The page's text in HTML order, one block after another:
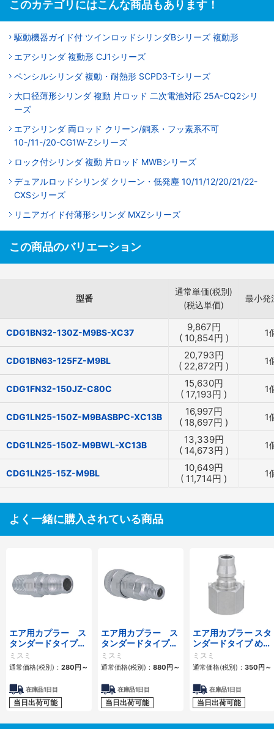
このカテゴリにはこんな商品もあります！
駆動機器ガイド付 ツインロッドシリンダBシリーズ 複動形
エアシリンダ 複動形 CJ1シリーズ
ペンシルシリンダ 複動・耐熱形 SCPD3-Tシリーズ
大口径薄形シリンダ 複動 片ロッド 二次電池対応 25A-CQ2シリ
ーズ
エアシリンダ 両ロッド クリーン/銅系・フッ素系不可
10-/11-/20-CG1W-Zシリーズ
ロック付シリンダ 複動 片ロッド MWBシリーズ
デュアルロッドシリンダ クリーン・低発塵 10/11/12/20/21/22-
CXSシリーズ
リニアガイド付薄形シリンダ MXZシリーズ
この商品のバリエーション
型番
通常単価(税別)
(税込単価)
最小発
CDG1BN32-130Z-M9BS-XC37 9,867円
( 10,854円 ) 1
CDG1BN63-125FZ-M9BL 20,793円
( 22,872円 ) 1
CDG1FN32-150JZ-C80C 15,630円
( 17,193円 ) 1
CDG1LN25-150Z-M9BASBPC-XC13B 16,997円
( 18,697円 ) 1
CDG1LN25-150Z-M9BWL-XC13B 13,339円
( 14,673円 ) 1
CDG1LN25-15Z-M9BL 10,649円
( 11,714円 ) 1
よく一緒に購入されている商品
エア用カプラー ス
タンダードタイプ
おねじプラグ
ミスミ
通常価格(税別)： 280 円 ～
在庫品1日目
当日出荷可能
エア用カプラー ス
タンダードタイプ
おねじソケット
ミスミ
通常価格(税別)： 880 円 ～
在庫品1日目
当日出荷可能
エア用カプラー スタ
ンダードタイプ めね
じプラグ
ミスミ
通常価格(税別)： 350 円 ～
在庫品1日目
当日出荷可能